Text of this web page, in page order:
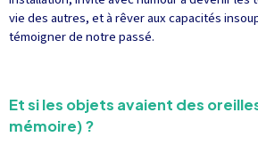
vie des autres, et à rêver aux capacités
témoigner de notre passé.
Et si les objets avaient des
mémoire) ?